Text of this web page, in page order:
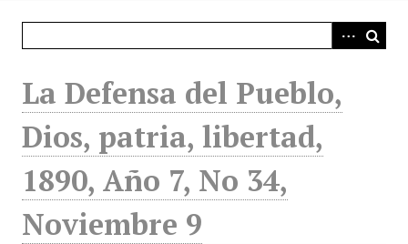
La Defensa del Pueblo,
Dios, patria, libertad,
1890, Año 7, No 34,
Noviembre 9